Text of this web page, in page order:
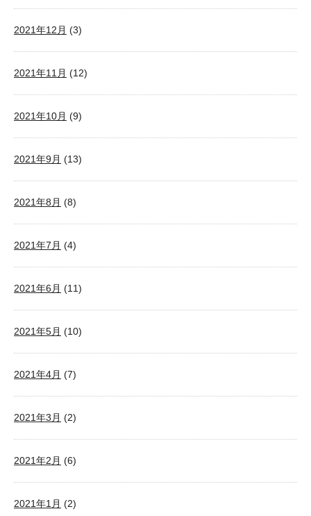
2021年12月 (3)
2021年11月 (12)
2021年10月 (9)
2021年9月 (13)
2021年8月 (8)
2021年7月 (4)
2021年6月 (11)
2021年5月 (10)
2021年4月 (7)
2021年3月 (2)
2021年2月 (6)
2021年1月 (2)